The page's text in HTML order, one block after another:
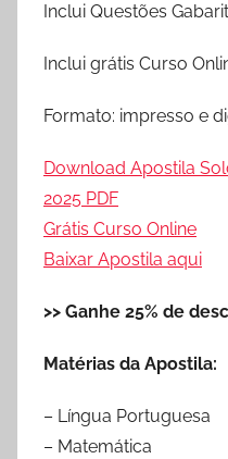
Inclui Questões
Inclui grátis Curso
Formato: impresso e
Download Apostila
2025 PDF
Grátis Curso Online
Baixar Apostila aqui
>> Ganhe 25% de
Matérias da Apostila:
– Língua Portuguesa
– Matemática